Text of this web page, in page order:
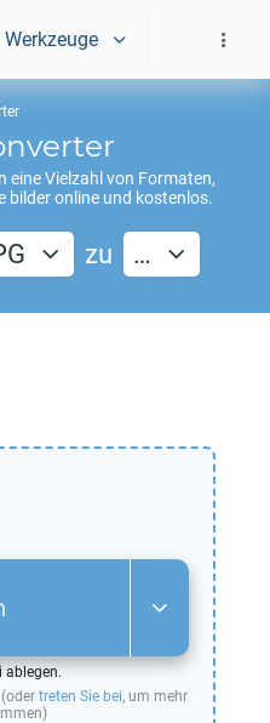
Werkzeuge
eine Vielzahl von Formaten,
bilder online und kostenlos.
zu …
ablegen.
treten Sie bei, um mehr